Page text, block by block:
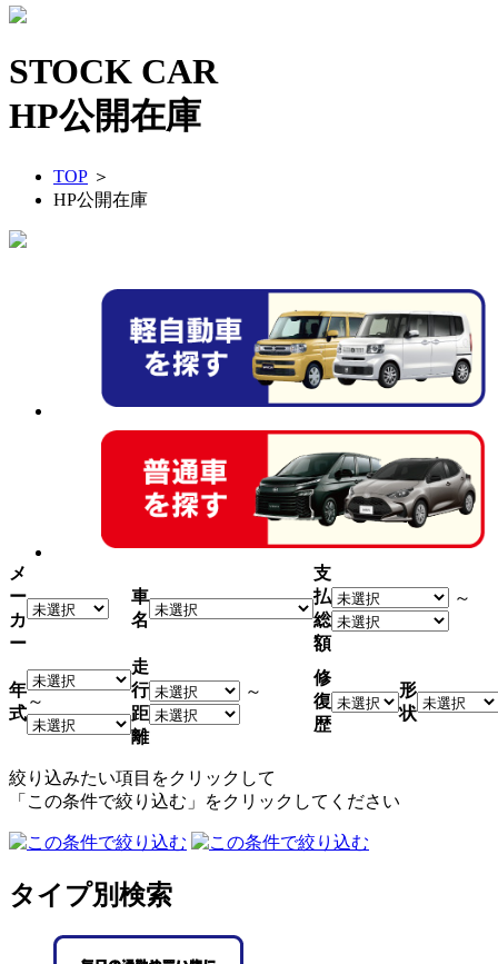
STOCK CAR
HP公開在庫
TOP ＞
HP公開在庫
メ
ー
カ
ー
車
名
支
払
総
額
～
年
式
～
走
行
距
離
～
修
復
歴
形
状
絞り込みたい項目をクリックして
「この条件で絞り込む」をクリックしてください
タイプ別検索